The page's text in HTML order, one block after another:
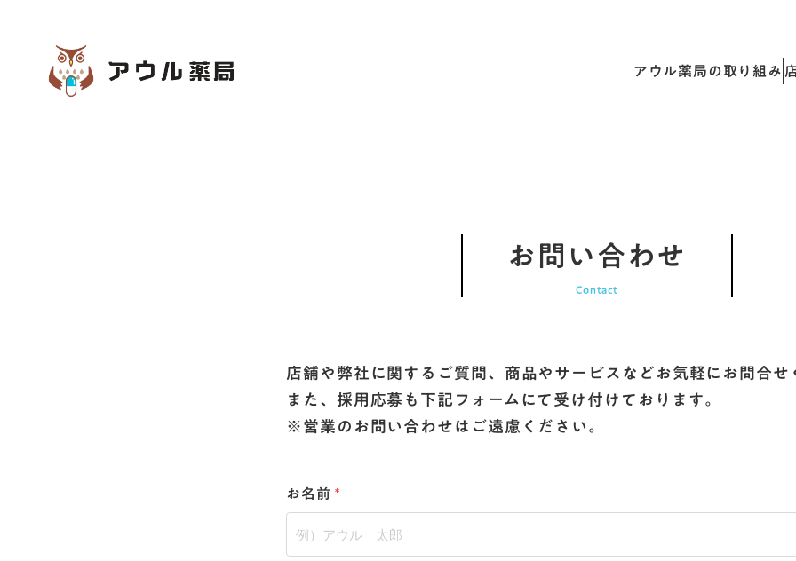
アウル薬局の取り組み
お問い合わせ
Contact
店舗や弊社に関するご質問、商品やサービスなどお気軽にお問合せ
また、採⽤応募も下記フォームにて受け付けております。
※営業のお問い合わせはご遠慮ください。
お名前 *